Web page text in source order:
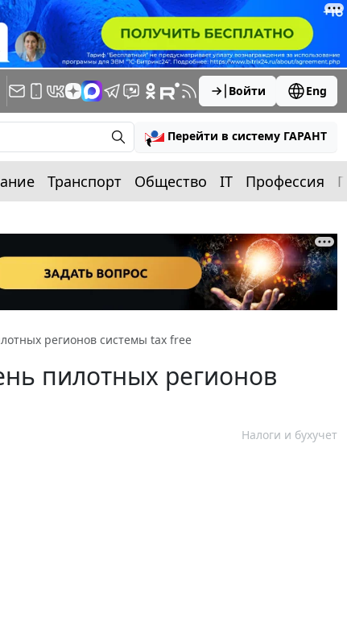
Войти Eng
Перейти в систему ГАРАНТ
Транспорт Общество IT Профессия
регионов системы tax free
пилотных регионов
Налоги и бухучет